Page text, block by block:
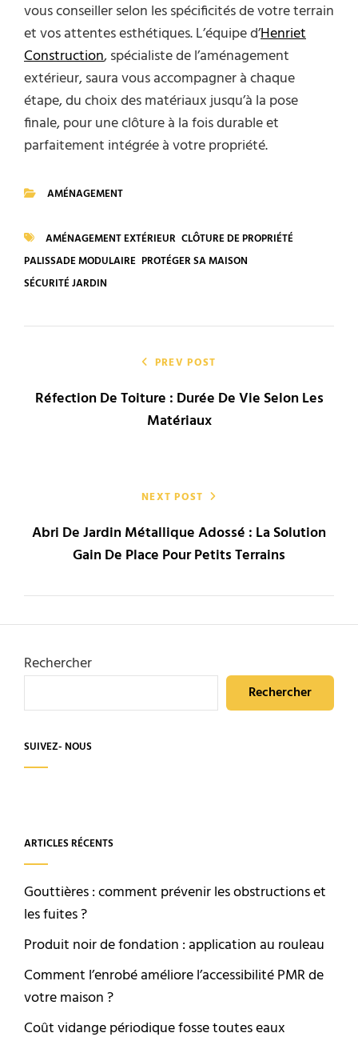
vous conseiller selon les spécificités de votre terrain
et vos attentes esthétiques. L’équipe d’Henriet
Construction, spécialiste de l’aménagement
extérieur, saura vous accompagner à chaque
étape, du choix des matériaux jusqu’à la pose
finale, pour une clôture à la fois durable et
parfaitement intégrée à votre propriété.
AMÉNAGEMENT
TAGS
AMÉNAGEMENT EXTÉRIEUR CLÔTURE DE PROPRIÉTÉ
PALISSADE MODULAIRE PROTÉGER SA MAISON
SÉCURITÉ JARDIN
l’article
PREV POST
Réfection De Toiture : Durée De Vie Selon Les
Matériaux
NEXT POST
Abri De Jardin Métallique Adossé : La Solution
Gain De Place Pour Petits Terrains
Rechercher
Rechercher
SUIVEZ- NOUS
ARTICLES RÉCENTS
Gouttières : comment prévenir les obstructions et
les fuites ?
Produit noir de fondation : application au rouleau
Comment l’enrobé améliore l’accessibilité PMR de
votre maison ?
Coût vidange périodique fosse toutes eaux